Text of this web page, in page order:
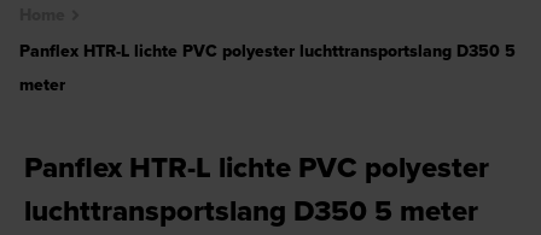
Panflex HTR-L lichte PVC polyester luchttransportslang D350 5
meter
Panflex HTR-L lichte PVC polyester
luchttransportslang D350 5 meter